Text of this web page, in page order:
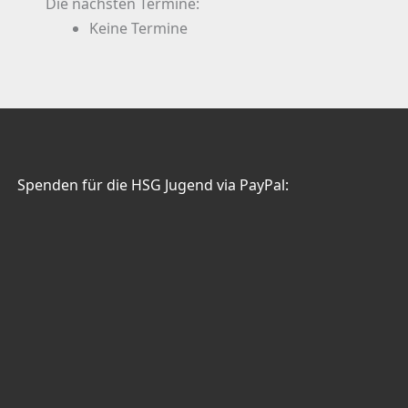
Keine Termine
Spenden für die HSG Jugend via PayPal: